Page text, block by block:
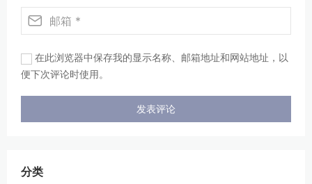
在此浏览器中保存我的显示名称、邮箱地址和网站地址，以
便下次评论时使用。
分类